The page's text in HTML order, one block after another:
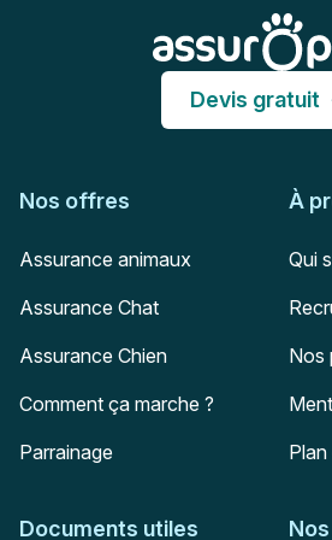
Devis gratuit
Nos offres
Assurance animaux
Assurance Chat
Assurance Chien
Comment ça marche ?
Parrainage
À
Qui
Nos
Plan
Documents utiles